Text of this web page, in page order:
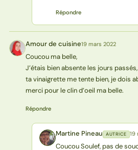
Répondre
AC Amour de cuisine19 mars 2022
Coucou ma belle,
J’étais bien absente les jours
ta vinaigrette me tente bien, je dois
merci pour le clin d’oeil ma belle.
Répondre
MP Martine Pineau AUTRICE 19
Coucou Soulef, pas de